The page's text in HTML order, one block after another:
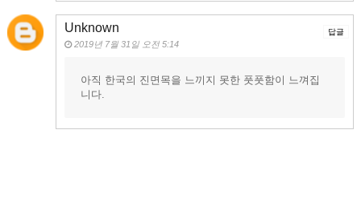
Unknown
2019년 7월 31일 오전 5:14
아직 한국의 진면목을 느끼지 못한 풋풋함이 느껴집
니다.
답글